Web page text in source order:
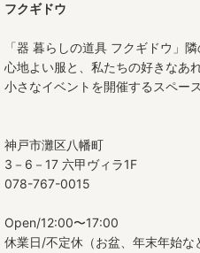
フクギドウ
「器 暮らしの道具 フクギドウ」隣
心地よい服と、私たちの好きなあれ
小さなイベントを開催するスペース
神戸市灘区八幡町
3－6－17 六甲ヴィラ1F
078-767-0015
Open/12:00〜17:00
休業日/不定休（お盆、年末年始な